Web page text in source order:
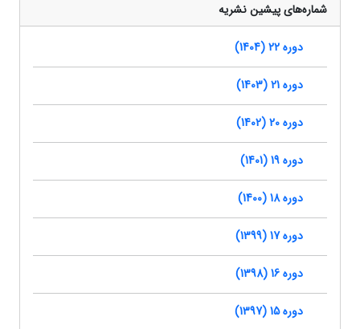
شماره‌های پیشین نشریه
دوره 22 (1404)
دوره 21 (1403)
دوره 20 (1402)
دوره 19 (1401)
دوره 18 (1400)
دوره 17 (1399)
دوره 16 (1398)
دوره 15 (1397)